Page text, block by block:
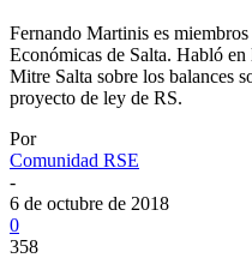
Fernando Martinis es
Económicas de Salta. Habló
Mitre Salta sobre los balances
proyecto de ley de RS.
Por
Comunidad RSE
-
6 de octubre de 2018
0
358